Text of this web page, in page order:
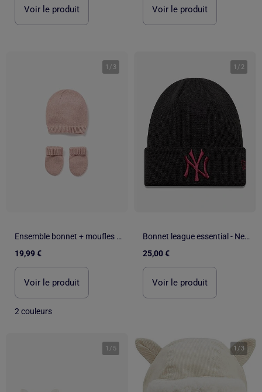
Voir le produit Voir le produit
1 / 3
Ensemble bonnet + moufles en maille
19,99 €
Voir le produit
2 couleurs
1 / 2
Bonnet league essential - New Era
25,00 €
Voir le produit
1 / 5 1 /3